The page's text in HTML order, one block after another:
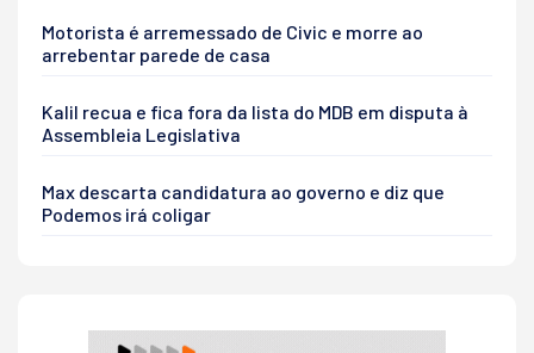
Motorista é arremessado de Civic e morre ao
arrebentar parede de casa
Kalil recua e fica fora da lista do MDB em disputa à
Assembleia Legislativa
Max descarta candidatura ao governo e diz que
Podemos irá coligar